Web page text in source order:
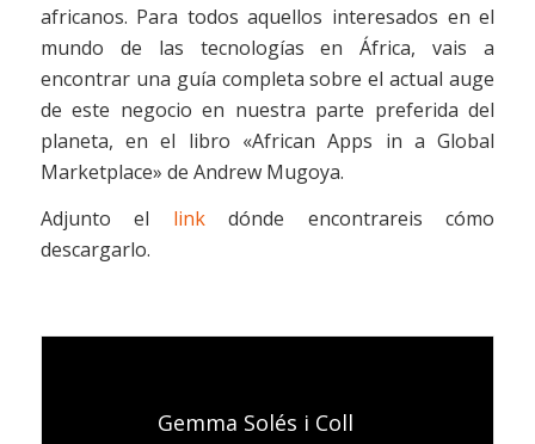
africanos. Para todos aquellos interesados en el
mundo de las tecnologías en África, vais a
encontrar una guía completa sobre el actual auge
de este negocio en nuestra parte preferida del
planeta, en el libro «African Apps in a Global
Marketplace» de Andrew Mugoya.
Adjunto el linkdónde encontrareis cómo
descargarlo.
Gemma Solés i Coll